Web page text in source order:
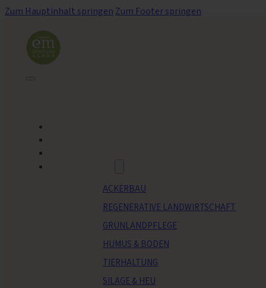
Zum Hauptinhalt springen Zum Footer springen
ACKERBAU
REGENERATIVE LANDWIRTSCHAFT
GRÜNLANDPFLEGE
HUMUS & BODEN
TIERHALTUNG
SILAGE & HEU